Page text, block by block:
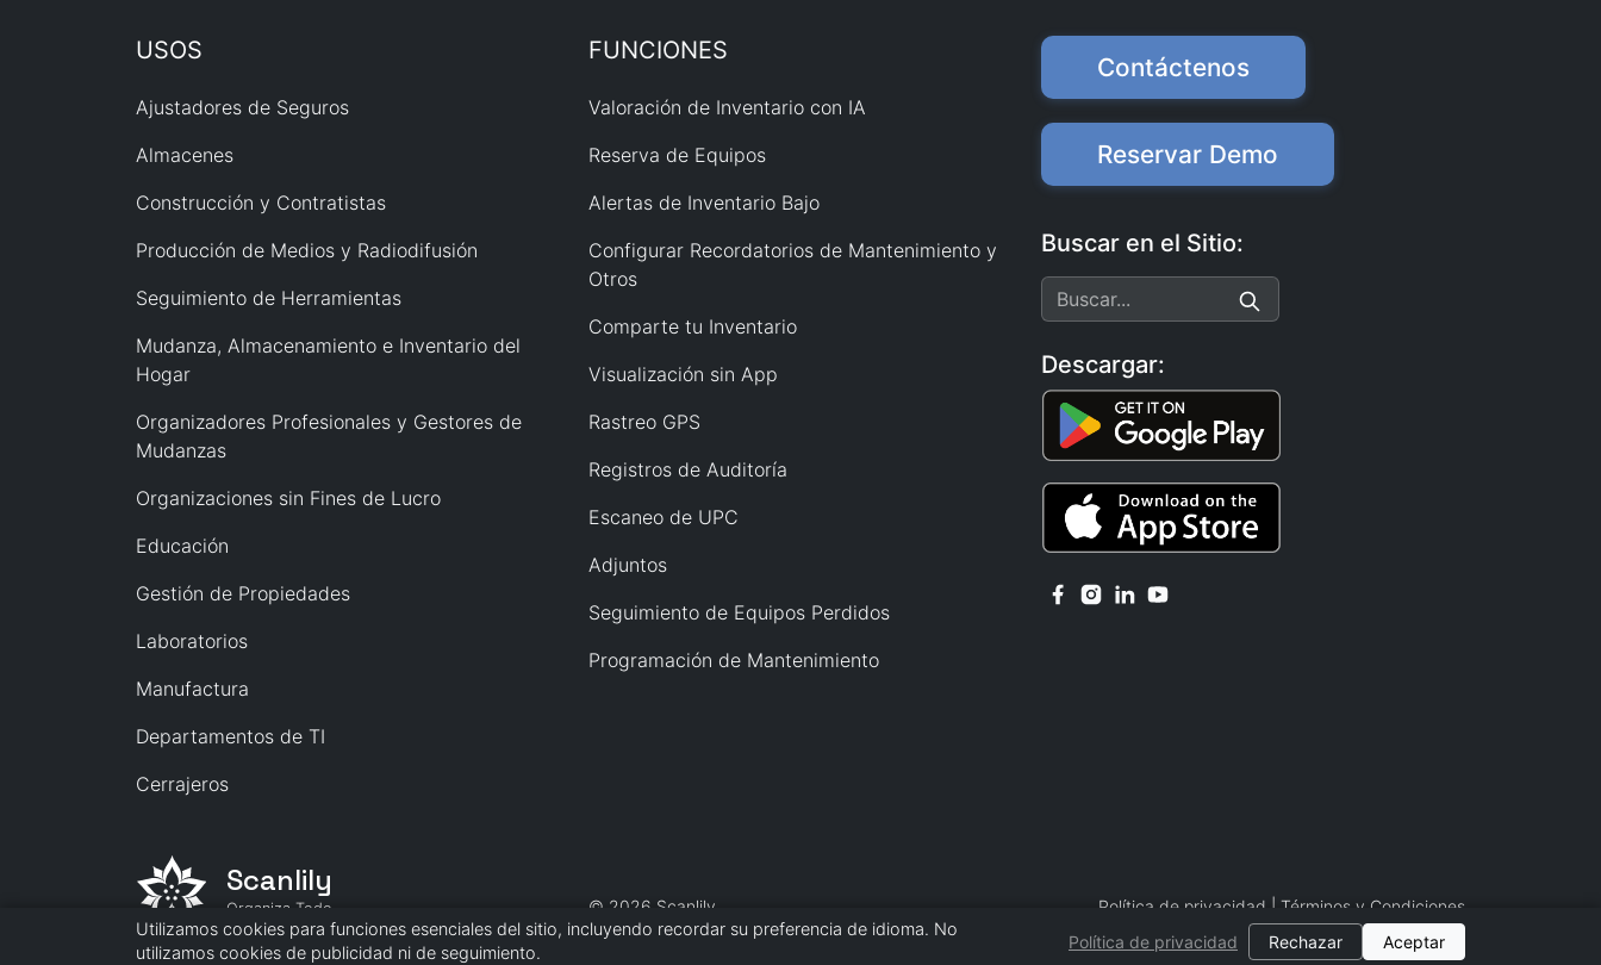
USOS
Ajustadores de Seguros
Almacenes
Construcción y Contratistas
Producción de Medios y Radiodifusión
Seguimiento de Herramientas
Mudanza, Almacenamiento e Inventario del
Hogar
Organizadores Profesionales y Gestores de
Mudanzas
Organizaciones sin Fines de Lucro
Educación
Gestión de Propiedades
Laboratorios
Manufactura
Departamentos de TI
Cerrajeros
FUNCIONES
Valoración de Inventario con IA
Reserva de Equipos
Alertas de Inventario Bajo
Configurar Recordatorios de Mantenimiento y
Otros
Comparte tu Inventario
Visualización sin App
Rastreo GPS
Registros de Auditoría
Escaneo de UPC
Adjuntos
Seguimiento de Equipos Perdidos
Programación de Mantenimiento
Contáctenos
Reservar Demo
Buscar en el Sitio:
Descargar:
Scanlily
Organiza Todo. © 2026 Scanlily Política de privacidad | Términos y Condiciones
Utilizamos cookies para funciones esenciales del sitio, incluyendo recordar su preferencia de idioma. No
utilizamos cookies de publicidad ni de seguimiento.
Política de privacidad Rechazar Aceptar